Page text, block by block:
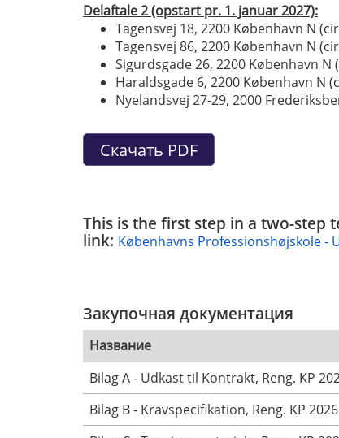
Delaftale 2 (opstart pr. 1. januar 2027):
Tagensvej 18, 2200 København N
Tagensvej 86, 2200 København N
Sigurdsgade 26, 2200 København
Haraldsgade 6, 2200 København N
Nyelandsvej 27-29, 2000
This is the first step in a two-step
link: Københavns Professionshøjskole -
Закупочная документация
Название
Bilag A - Udkast til Kontrakt, Reng. KP
Bilag B - Kravspecifikation, Reng. KP